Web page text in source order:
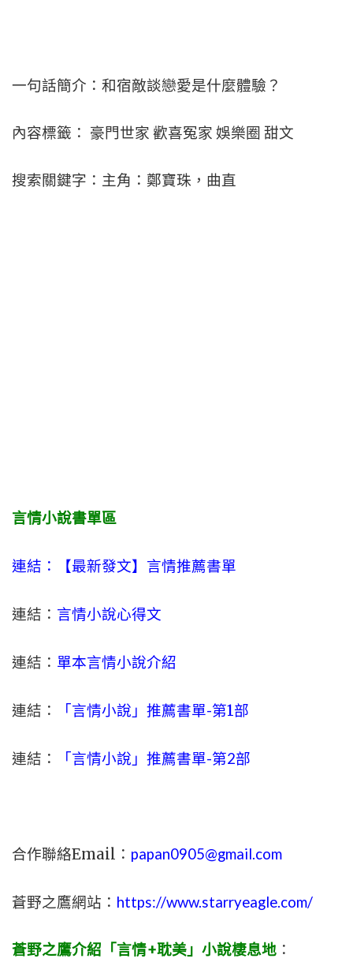
一句話簡介：和宿敵談戀愛是什麼體驗？
內容標籤： 豪門世家 歡喜冤家 娛樂圈 甜文
搜索關鍵字：主角：鄭寶珠，曲直
言情小說書單區
連結：【最新發文】 言情推薦書單
連結： 言情小說心得文
連結： 單本言情小說介紹
連結： 「言情小說」推薦書單-第1部
連結： 「言情小說」推薦書單-第2部
合作聯絡Email： papan0905@gmail.com
蒼野之鷹網站： https://www.starryeagle.com/
蒼野之鷹介紹「言情+耽美」小說棲息地 ：